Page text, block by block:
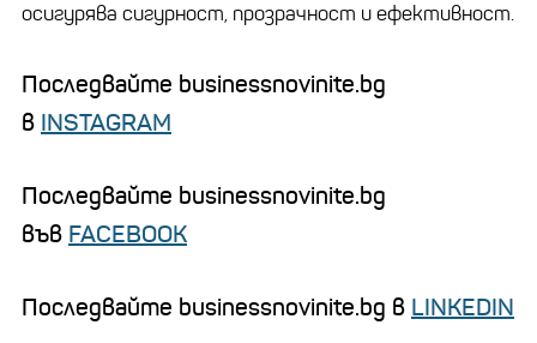
осигурява сигурност, прозрачност и ефективност.
Последвайте businessnovinite.bg
в INSTAGRAM
Последвайте businessnovinite.bg
във FACEBOOK
Последвайте businessnovinite.bg в LINKEDIN